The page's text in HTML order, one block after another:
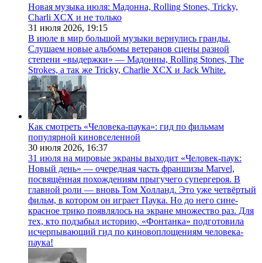
Новая музыка июля: Мадонна, Rolling Stones, Tricky,
Charli XCX и не только
31 июля 2026, 19:15
В июле в мир большой музыки вернулись гранды.
Слушаем новые альбомы ветеранов сцены разной
степени «выдержки» — Мадонны, Rolling Stones, The
Strokes, а так же Tricky, Charlie XCX и Jack White.
Как смотреть «Человека-паука»: гид по фильмам
популярной киновселенной
30 июля 2026, 16:37
31 июля на мировые экраны выходит «Человек-паук:
Новый день» — очередная часть франшизы Marvel,
посвящённая похождениям прыгучего супергероя. В
главной роли — вновь Том Холланд. Это уже четвёртый
фильм, в котором он играет Паука. Но до него сине-
красное трико появлялось на экране множество раз. Для
тех, кто подзабыл историю, «Фонтанка» подготовила
исчерпывающий гид по киновоплощениям человека-
паука!